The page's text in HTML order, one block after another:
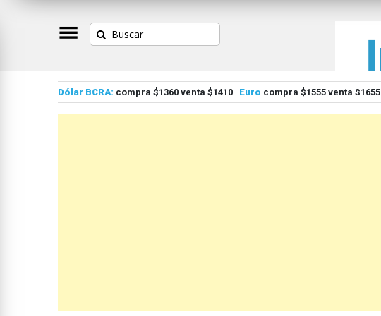
Dólar BCRA: compra $1360 venta $1410 Euro compra $1555 venta $1655